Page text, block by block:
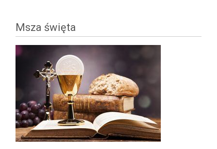
Msza święta